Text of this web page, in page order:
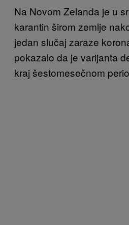
Na Novom Zelanda je u
karantin širom zemlje
jedan slučaj zaraze
pokazalo da je varijanta
kraj šestomesečnom